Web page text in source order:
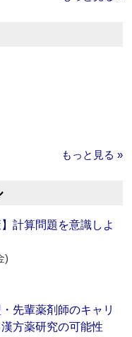
もっと見る »
】計算問題を意識しよ
)
先輩薬剤師のキャリ
漢方薬研究の可能性